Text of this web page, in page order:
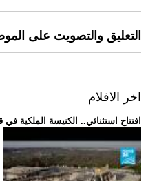
التعليق والتصويت على
اخر الافلام
.. افتتاح استثنائي.. الكنيسة الملكية